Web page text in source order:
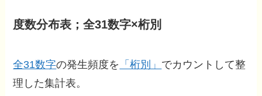
度数分布表；全31数字×桁別
全31数字の発生頻度を 「桁別」 でカウントして整
理した集計表。